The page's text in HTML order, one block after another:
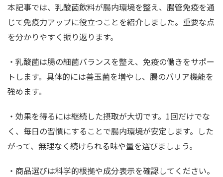
本記事では、乳酸菌飲料が腸内環境を整え、腸管免疫を通
じて免疫力アップに役立つことを紹介しました。重要な点
を分かりやすく振り返ります。
・乳酸菌は腸の細菌バランスを整え、免疫の働きをサポー
トします。具体的には善玉菌を増やし、腸のバリア機能を
強めます。
・効果を得るには継続した摂取が大切です。1回だけでな
く、毎日の習慣にすることで腸内環境が安定します。した
がって、無理なく続けられる味や量を選びましょう。
・商品選びは科学的根拠や成分表示を確認してください。